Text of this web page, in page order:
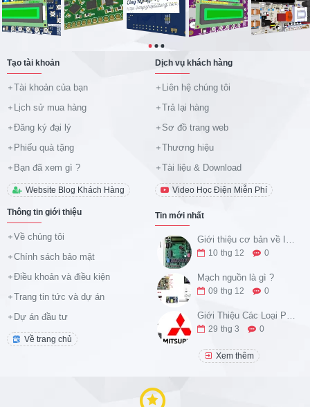
Tạo tài khoản
Tài khoản của bạn
Lịch sử mua hàng
Đăng ký đại lý
Phiếu quà tặng
Bạn đã xem gì ?
Website Blog Khách Hàng
Dịch vụ khách hàng
Liên hệ chúng tôi
Trả lại hàng
Sơ đồ trang web
Thương hiệu
Tài liệu & Download
Video Học Điện Miễn Phí
Thông tin giới thiệu
Về chúng tôi
Chính sách bảo mật
Điều khoản và điều kiện
Trang tin tức và dự án
Dự án đầu tư
Về trang chủ
Tin mới nhất
10 thg 12 0
Mạch nguồn là gì ?
09 thg 12 0
29 thg 3 0
Xem thêm